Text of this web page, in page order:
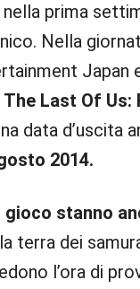
prima
Nella
Japan
The Last Of Us:
data d’uscita
2014.
stanno
terra dei
l’ora di